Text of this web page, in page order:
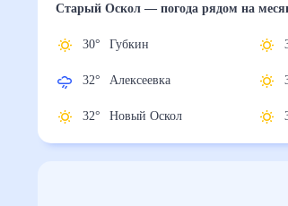
Старый Оскол— погода рядомна
30° Губкин
32° Алексеевка
32° Новый Оскол